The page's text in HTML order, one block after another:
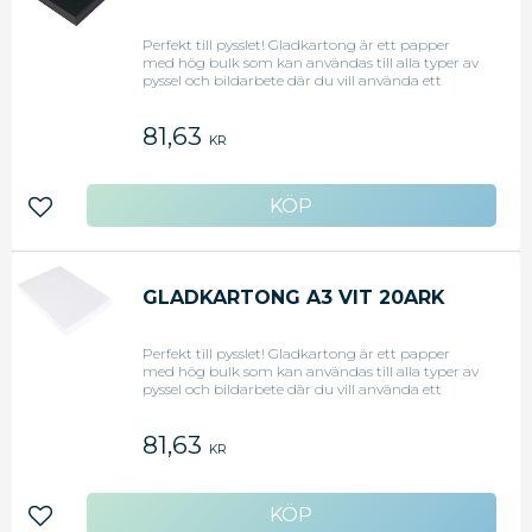
Perfekt till pysslet! Gladkartong är ett papper
med hög bulk som kan användas till alla typer av
pyssel och bildarbete där du vill använda ett
klippa i. Svanen licensnr 30440099.
81,63 KR
Lägg till i favoriter
GLADKARTONG A3 VIT 20ARK
Perfekt till pysslet! Gladkartong är ett papper
med hög bulk som kan användas till alla typer av
pyssel och bildarbete där du vill använda ett
klippa i. Svanen licensnr 30440099.
81,63 KR